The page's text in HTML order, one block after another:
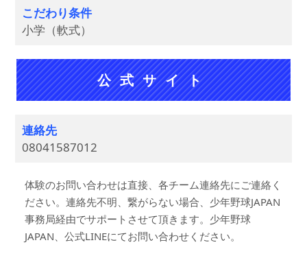
こだわり条件
小学（軟式）
公式サイト
連絡先
08041587012
体験のお問い合わせは直接、各チーム連絡先にご連絡く
ださい。連絡先不明、繋がらない場合、少年野球JAPAN
事務局経由でサポートさせて頂きます。少年野球
JAPAN、公式LINEにてお問い合わせください。